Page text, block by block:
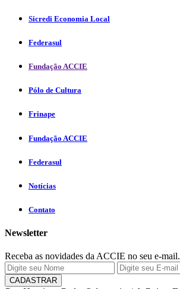
Sicredi Economia Local
Federasul
Fundação ACCIE
Pólo de Cultura
Frinape
Fundação ACCIE
Federasul
Notícias
Contato
Newsletter
Receba as novidades da ACCIE no seu e-mail.